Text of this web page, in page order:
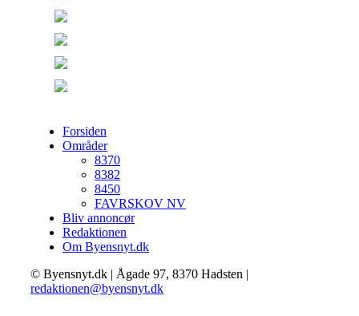
Forsiden
Områder
8370
8382
8450
FAVRSKOV NV
Bliv annoncør
Redaktionen
Om Byensnyt.dk
© Byensnyt.dk | Ågade 97, 8370 Hadsten |
redaktionen@byensnyt.dk